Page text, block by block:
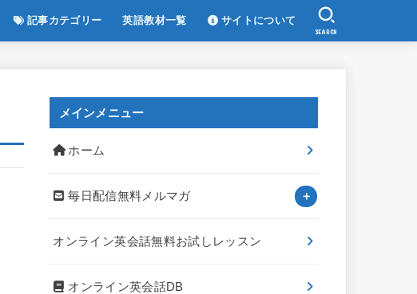
記事カテゴリー 英語教材一覧 サイトについて
SEARCH
メインメニュー
ホーム
毎日配信無料メルマガ
オンライン英会話無料お試しレッスン
オンライン英会話DB